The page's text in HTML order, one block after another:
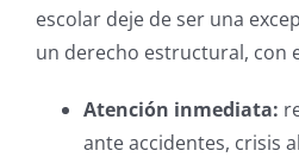
escolar deje de ser una
un derecho estructural, con
Atención inmediata:
ante accidentes, crisis